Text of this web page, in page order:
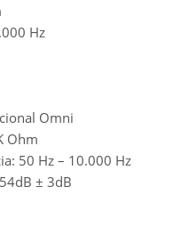
Hz
Omni
Ohm
50 Hz – 10.000 Hz
± 3dB